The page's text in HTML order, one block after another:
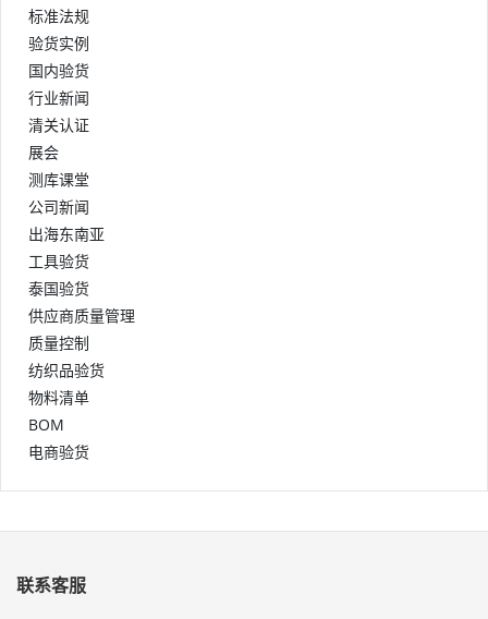
标准法规
验货实例
国内验货
行业新闻
清关认证
展会
测库课堂
公司新闻
出海东南亚
工具验货
泰国验货
供应商质量管理
质量控制
纺织品验货
物料清单
BOM
电商验货
联系客服